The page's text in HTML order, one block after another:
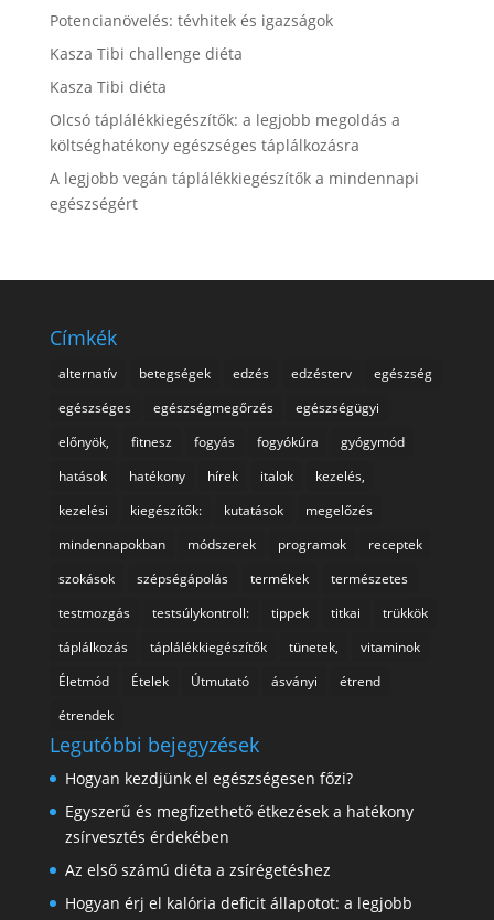
Potencianövelés: tévhitek és igazságok
Kasza Tibi challenge diéta
Kasza Tibi diéta
Olcsó táplálékkiegészítők: a legjobb megoldás a
költséghatékony egészséges táplálkozásra
A legjobb vegán táplálékkiegészítők a mindennapi
egészségért
Címkék
alternatív betegségek edzés edzésterv
egészség
egészséges
egészségmegőrzés
egészségügyi
előnyök,
fitnesz fogyás fogyókúra
gyógymód
hatások
hatékony hírek italok
kezelés,
kezelési
kiegészítők: kutatások
megelőzés
mindennapokban
módszerek programok
receptek
szokások
szépségápolás termékek
természetes
testmozgás
testsúlykontroll: tippek titkai
trükkök
táplálkozás
táplálékkiegészítők tünetek,
vitaminok
Életmód
Ételek Útmutató ásványi
étrend
étrendek
Legutóbbi bejegyzések
Hogyan kezdjünk el egészségesen főzi?
Egyszerű és megfizethető étkezések a hatékony
zsírvesztés érdekében
Az első számú diéta a zsírégetéshez
Hogyan érj el kalória deficit állapotot: a legjobb